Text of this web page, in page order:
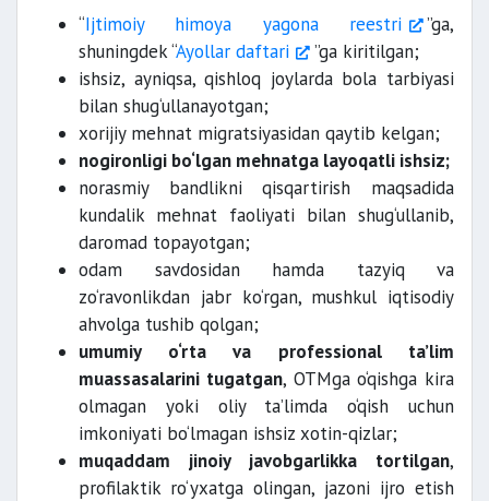
“Ijtimoiy himoya yagona reestri
”ga,
shuningdek “Ayollar daftari
”ga kiritilgan;
ishsiz, ayniqsa, qishloq joylarda bola tarbiyasi
bilan shug‘ullanayotgan;
xorijiy mehnat migratsiyasidan qaytib kelgan;
nogironligi bo‘lgan mehnatga layoqatli ishsiz;
norasmiy bandlikni qisqartirish maqsadida
kundalik mehnat faoliyati bilan shug‘ullanib,
daromad topayotgan;
odam savdosidan hamda tazyiq va
zo‘ravonlikdan jabr ko‘rgan, mushkul iqtisodiy
ahvolga tushib qolgan;
umumiy o‘rta va professional ta’lim
muassasalarini tugatgan, OTMga o‘qishga kira
olmagan yoki oliy ta’limda o‘qish uchun
imkoniyati bo‘lmagan ishsiz xotin-qizlar;
muqaddam jinoiy javobgarlikka tortilgan,
profilaktik ro‘yxatga olingan, jazoni ijro etish